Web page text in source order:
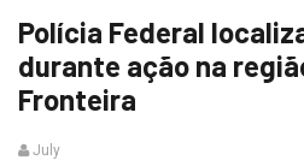
Polícia Federal
durante ação na
Fronteira
July